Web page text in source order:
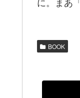
BOOK